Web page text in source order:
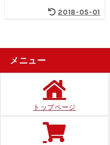
2018-05-01
メニュー
トップページ